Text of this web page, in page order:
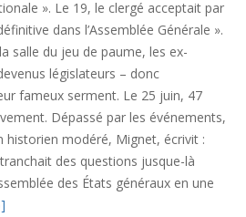
». Le 19, le clergé acceptait par
dans l’Assemblée Générale ».
salle du jeu de paume, les ex-
législateurs – donc
fameux serment. Le 25 juin, 47
Dépassé par les événements,
historien modéré, Mignet, écrivit :
des questions jusque-là
des États généraux en une